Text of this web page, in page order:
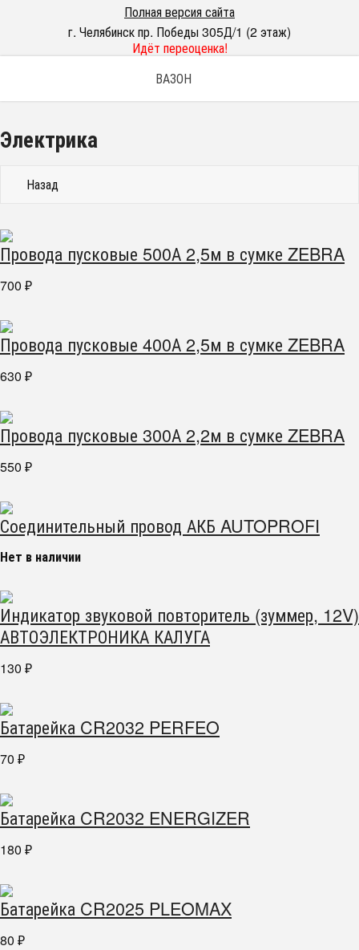
Полная версия сайта
г. Челябинск пр. Победы 305Д/1 (2 этаж)
Идёт переоценка!
ВАЗОН
Электрика
Назад
Провода пусковые 500А 2,5м в сумке ZEBRA
700 ₽
Провода пусковые 400А 2,5м в сумке ZEBRA
630 ₽
Провода пусковые 300А 2,2м в сумке ZEBRA
550 ₽
Соединительный провод АКБ AUTOPROFI
Нет в наличии
Индикатор звуковой повторитель (зуммер, 12V)
АВТОЭЛЕКТРОНИКА КАЛУГА
130 ₽
Батарейка CR2032 PERFEO
70 ₽
Батарейка CR2032 ENERGIZER
180 ₽
Батарейка CR2025 PLEOMAX
80 ₽